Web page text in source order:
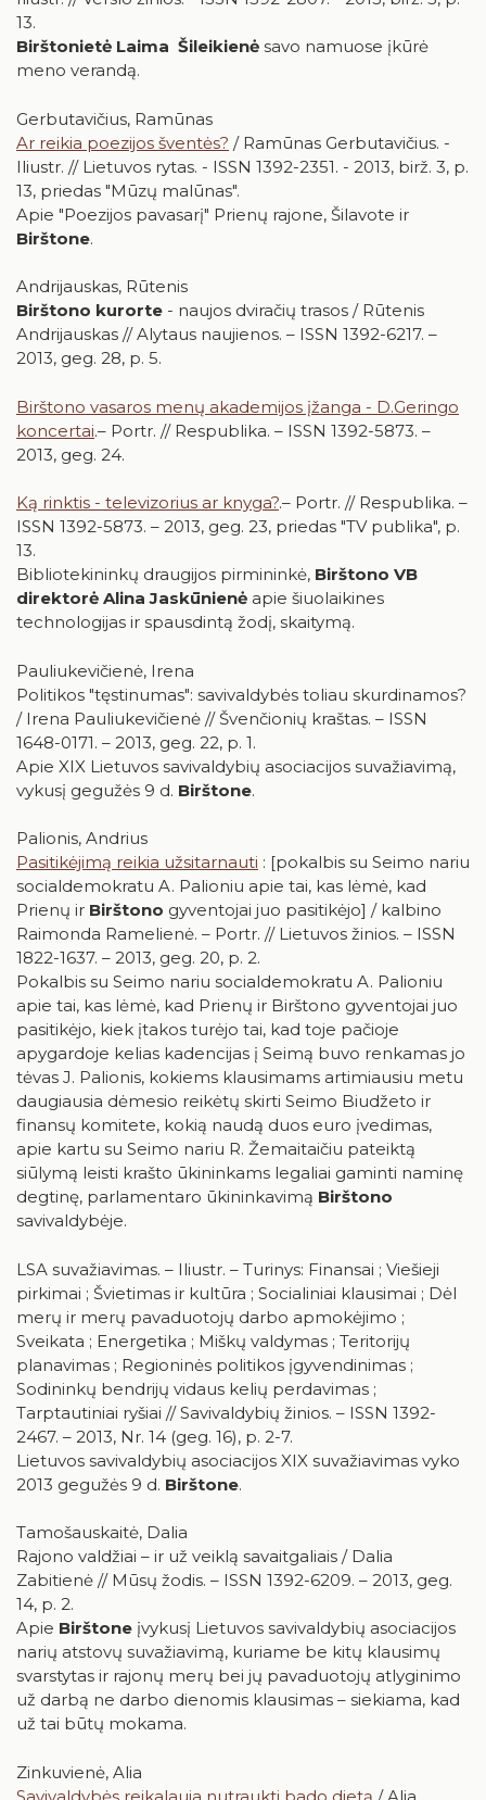
13.
Birštonietė Laima Šileikienė savo namuose įkūrė
meno verandą.
Gerbutavičius, Ramūnas
Ar reikia poezijos šventės? / Ramūnas Gerbutavičius. -
Iliustr. // Lietuvos rytas. - ISSN 1392-2351. - 2013, birž. 3, p.
13, priedas "Mūzų malūnas".
Apie "Poezijos pavasarį" Prienų rajone, Šilavote ir
Birštone.
Andrijauskas, Rūtenis
Birštono kurorte - naujos dviračių trasos / Rūtenis
Andrijauskas // Alytaus naujienos. – ISSN 1392-6217. –
2013, geg. 28, p. 5.
Birštono vasaros menų akademijos įžanga - D.Geringo
koncertai.– Portr. // Respublika. – ISSN 1392-5873. –
2013, geg. 24.
Ką rinktis - televizorius ar knyga?.– Portr. // Respublika. –
ISSN 1392-5873. – 2013, geg. 23, priedas "TV publika", p.
13.
Bibliotekininkų draugijos pirmininkė, Birštono VB
direktorė Alina Jaskūnienė apie šiuolaikines
technologijas ir spausdintą žodį, skaitymą.
Pauliukevičienė, Irena
Politikos "tęstinumas": savivaldybės toliau skurdinamos?
/ Irena Pauliukevičienė // Švenčionių kraštas. – ISSN
1648-0171. – 2013, geg. 22, p. 1.
Apie XIX Lietuvos savivaldybių asociacijos suvažiavimą,
vykusį gegužės 9 d. Birštone.
Palionis, Andrius
Pasitikėjimą reikia užsitarnauti : [pokalbis su Seimo nariu
socialdemokratu A. Palioniu apie tai, kas lėmė, kad
Prienų ir Birštono gyventojai juo pasitikėjo] / kalbino
Raimonda Ramelienė. – Portr. // Lietuvos žinios. – ISSN
1822-1637. – 2013, geg. 20, p. 2.
Pokalbis su Seimo nariu socialdemokratu A. Palioniu
apie tai, kas lėmė, kad Prienų ir Birštono gyventojai juo
pasitikėjo, kiek įtakos turėjo tai, kad toje pačioje
apygardoje kelias kadencijas į Seimą buvo renkamas jo
tėvas J. Palionis, kokiems klausimams artimiausiu metu
daugiausia dėmesio reikėtų skirti Seimo Biudžeto ir
finansų komitete, kokią naudą duos euro įvedimas,
apie kartu su Seimo nariu R. Žemaitaičiu pateiktą
siūlymą leisti krašto ūkininkams legaliai gaminti naminę
degtinę, parlamentaro ūkininkavimą Birštono
savivaldybėje.
LSA suvažiavimas. – Iliustr. – Turinys: Finansai ; Viešieji
pirkimai ; Švietimas ir kultūra ; Socialiniai klausimai ; Dėl
merų ir merų pavaduotojų darbo apmokėjimo ;
Sveikata ; Energetika ; Miškų valdymas ; Teritorijų
planavimas ; Regioninės politikos įgyvendinimas ;
Sodininkų bendrijų vidaus kelių perdavimas ;
Tarptautiniai ryšiai // Savivaldybių žinios. – ISSN 1392-
2467. – 2013, Nr. 14 (geg. 16), p. 2-7.
Lietuvos savivaldybių asociacijos XIX suvažiavimas vyko
2013 gegužės 9 d. Birštone.
Tamošauskaitė, Dalia
Rajono valdžiai – ir už veiklą savaitgaliais / Dalia
Zabitienė // Mūsų žodis. – ISSN 1392-6209. – 2013, geg.
14, p. 2.
Apie Birštone įvykusį Lietuvos savivaldybių asociacijos
narių atstovų suvažiavimą, kuriame be kitų klausimų
svarstytas ir rajonų merų bei jų pavaduotojų atlyginimo
už darbą ne darbo dienomis klausimas – siekiama, kad
už tai būtų mokama.
Zinkuvienė, Alia